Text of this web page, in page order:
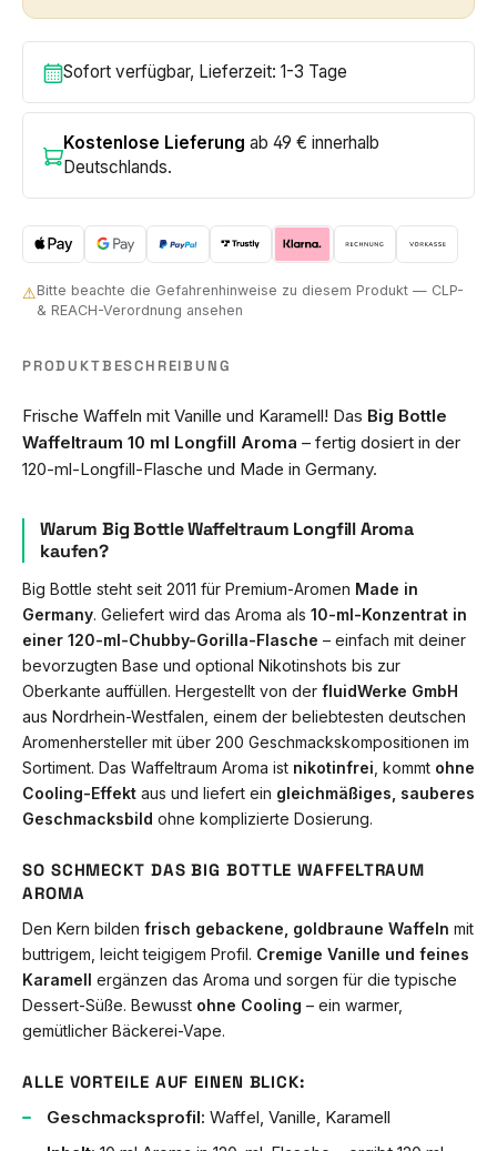
Sofort verfügbar, Lieferzeit: 1-3 Tage
Kostenlose Lieferung ab 49 € innerhalb
Deutschlands.
⚠Bitte beachte die Gefahrenhinweise zu diesem Produkt — CLP-
& REACH-Verordnung ansehen
PRODUKTBESCHREIBUNG
Frische Waffeln mit Vanille und Karamell! Das Big Bottle
Waffeltraum 10 ml Longfill Aroma – fertig dosiert in der
120-ml-Longfill-Flasche und Made in Germany.
Warum Big Bottle Waffeltraum Longfill Aroma
kaufen?
Big Bottle steht seit 2011 für Premium-Aromen Made in
Germany. Geliefert wird das Aroma als 10-ml-Konzentrat in
einer 120-ml-Chubby-Gorilla-Flasche – einfach mit deiner
bevorzugten Base und optional Nikotinshots bis zur
Oberkante auffüllen. Hergestellt von der fluidWerke GmbH
aus Nordrhein-Westfalen, einem der beliebtesten deutschen
Aromenhersteller mit über 200 Geschmackskompositionen im
Sortiment. Das Waffeltraum Aroma ist nikotinfrei , kommt ohne
Cooling-Effekt aus und liefert ein gleichmäßiges, sauberes
Geschmacksbild ohne komplizierte Dosierung.
SO SCHMECKT DAS BIG BOTTLE WAFFELTRAUM
AROMA
Den Kern bilden frisch gebackene, goldbraune Waffeln mit
buttrigem, leicht teigigem Profil. Cremige Vanille und feines
Karamell ergänzen das Aroma und sorgen für die typische
Dessert-Süße. Bewusst ohne Cooling – ein warmer,
gemütlicher Bäckerei-Vape.
ALLE VORTEILE AUF EINEN BLICK:
Geschmacksprofil: Waffel, Vanille, Karamell